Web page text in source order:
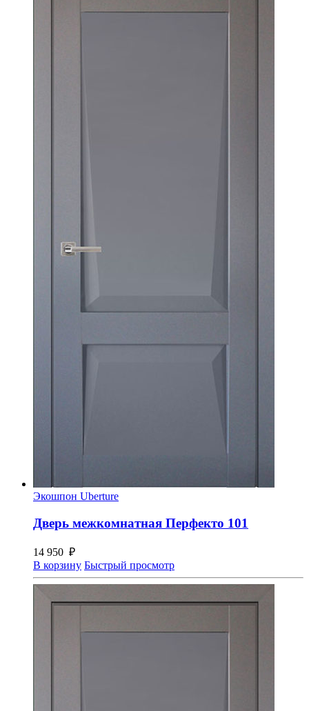
Экошпон Uberture
Дверь межкомнатная Перфекто 101
14 950 ₽
В корзину Быстрый просмотр